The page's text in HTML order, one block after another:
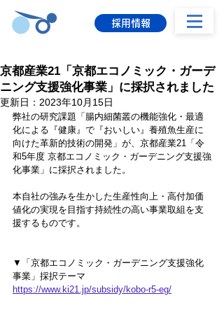
採用情報
京都産業21「京都エコノミック・ガーデ
ニング支援強化事業」に採択されました
更新日： 2023年10月15日
弊社の研究課題「腸内細菌叢の機能強化・最適
化による『健康』で『おいしい』養殖魚生産に
向けた革新的技術の開発」が、京都産業21「令
和5年度 京都エコノミック・ガーデニング支援強
化事業」に採択されました。
本自社の強みを生かした生産性向上・高付加価
値化の実現を目指す持続性の高い事業取組を支
援するものです。
▼「京都エコノミック・ガーデニング支援強化
事業」採択テーマ
https://www.ki21.jp/subsidy/kobo-r5-eg/